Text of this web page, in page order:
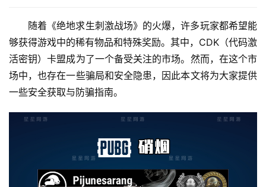
随着《绝地求生刺激战场》的火爆，许多玩家都希望能
够获得游戏中的稀有物品和特殊奖励。其中，CDK（代码激
活密钥）卡盟成为了一个备受关注的市场。然而，在这个市
场中，也存在一些骗局和安全隐患，因此本文将为大家提供
一些安全获取与防骗指南。